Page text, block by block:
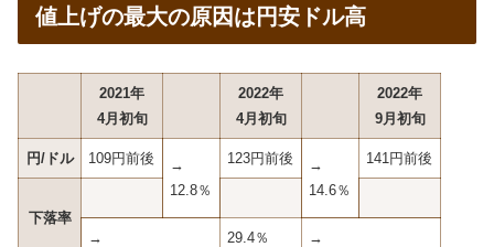
値上げの最大の原因は円安ドル高
2021年
4月初旬
2022年
4月初旬
2022年
9月初旬
円/ドル 109円前後
→
12.8％
123円前後
→
14.6％
141円前後
下落率
→
29.4％ →